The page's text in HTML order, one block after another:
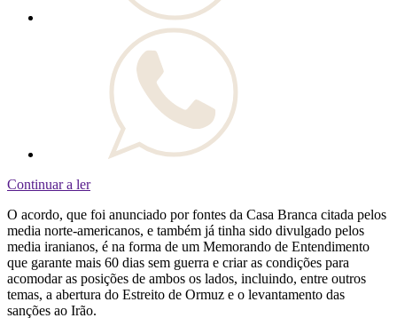
Continuar a ler
O acordo, que foi anunciado por fontes da Casa Branca citada pelos
media norte-americanos, e também já tinha sido divulgado pelos
media iranianos, é na forma de um Memorando de Entendimento
que garante mais 60 dias sem guerra e criar as condições para
acomodar as posições de ambos os lados, incluindo, entre outros
temas, a abertura do Estreito de Ormuz e o levantamento das
sanções ao Irão.